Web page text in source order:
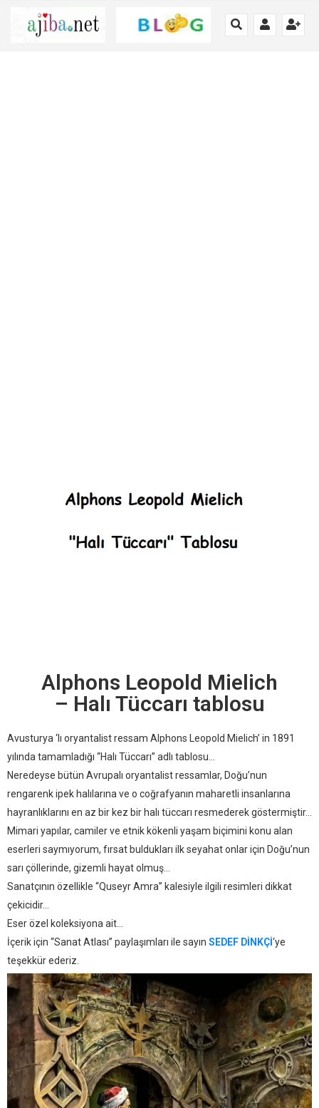
Alphons Leopold Mielich
– Halı Tüccarı tablosu
Avusturya ‘lı oryantalist ressam Alphons Leopold Mielich’ in 1891
yılında tamamladığı “Halı Tüccarı” adlı tablosu…
Neredeyse bütün Avrupalı oryantalist ressamlar, Doğu’nun
rengarenk ipek halılarına ve o coğrafyanın maharetli insanlarına
hayranlıklarını en az bir kez bir halı tüccarı resmederek göstermiştir…
Mimari yapılar, camiler ve etnik kökenli yaşam biçimini konu alan
eserleri saymıyorum, fırsat buldukları ilk seyahat onlar için Doğu’nun
sarı çöllerinde, gizemli hayat olmuş…
Sanatçının özellikle “Quseyr Amra” kalesiyle ilgili resimleri dikkat
çekicidir…
Eser özel koleksiyona ait…
İçerik için “Sanat Atlası” paylaşımları ile sayın SEDEF DİNKÇİ‘ye
teşekkür ederiz.